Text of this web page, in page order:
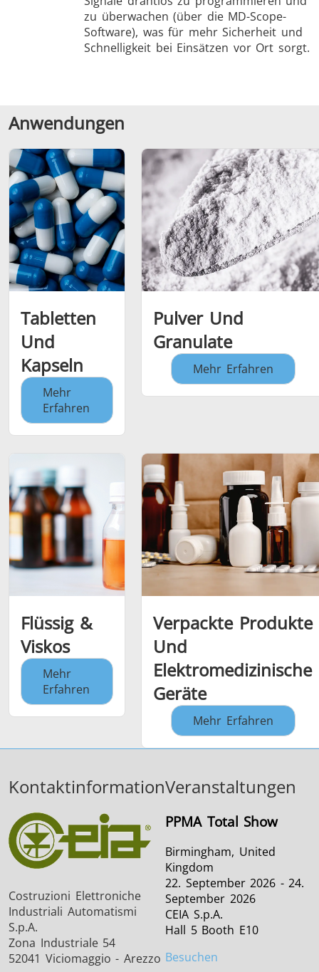
zu überwachen (über die MD-Scope-
Software), was für mehr Sicherheit und
Schnelligkeit bei Einsätzen vor Ort sorgt.
Anwendungen
Tabletten
Und
Kapseln
Mehr
Erfahren
Pulver Und
Granulate
Mehr Erfahren
Flüssig &
Viskos
Mehr
Erfahren
Verpackte Produkte
Und
Elektromedizinische
Geräte
Mehr Erfahren
Kontaktinformation
Costruzioni Elettroniche
Industriali Automatismi
S.p.A.
Zona Industriale 54
52041 Viciomaggio - Arezzo
Veranstaltungen
PPMA Total Show
Birmingham, United
Kingdom
22. September 2026 - 24.
September 2026
CEIA S.p.A.
Hall 5 Booth E10
Besuchen